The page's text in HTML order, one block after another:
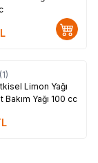
(1)
Limon Yağı
Yağı 100 cc